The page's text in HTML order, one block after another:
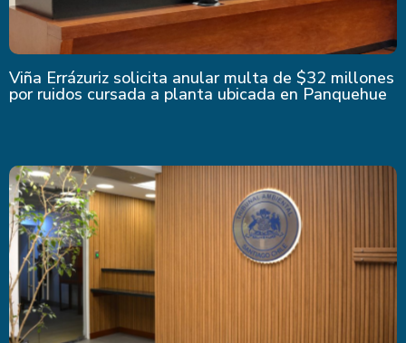
Viña Errázuriz solicita anular multa de $32 millones
por ruidos cursada a planta ubicada en Panquehue